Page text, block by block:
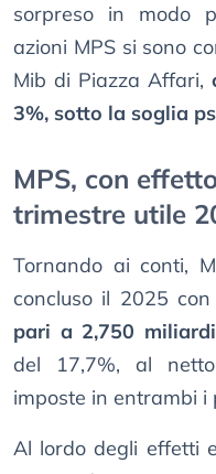
sorpreso in modo
azioni MPS si sono
Mib di Piazza Affari,
3%, sotto la soglia
MPS, con
trimestre utile
Tornando ai conti,
concluso il 2025 con
pari a 2,750 miliardi
del 17,7%, al
imposte in entrambi i
Al lordo degli effetti